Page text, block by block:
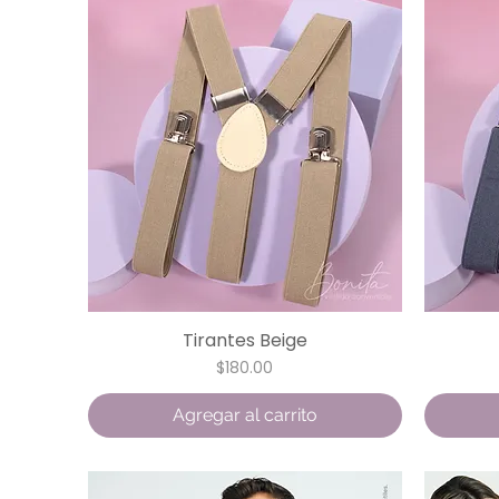
Vista rápida
Tirantes Beige
Precio
$180.00
Agregar al carrito